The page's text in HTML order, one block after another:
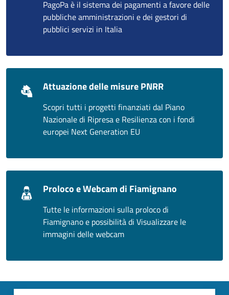
PagoPa è il sistema dei pagamenti a favore delle
pubbliche amministrazioni e dei gestori di
pubblici servizi in Italia
Attuazione delle misure PNRR
Scopri tutti i progetti finanziati dal Piano
Nazionale di Ripresa e Resilienza con i fondi
europei Next Generation EU
Proloco e Webcam di Fiamignano
Tutte le informazioni sulla proloco di
Fiamignano e possibilità di Visualizzare le
immagini delle webcam